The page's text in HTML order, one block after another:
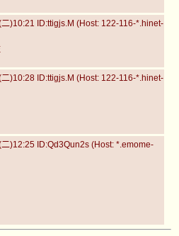
)10:21 ID:ttigjs.M (Host: 122-116-*.hinet-
)10:28 ID:ttigjs.M (Host: 122-116-*.hinet-
)12:25 ID:Qd3Qun2s (Host: *.emome-